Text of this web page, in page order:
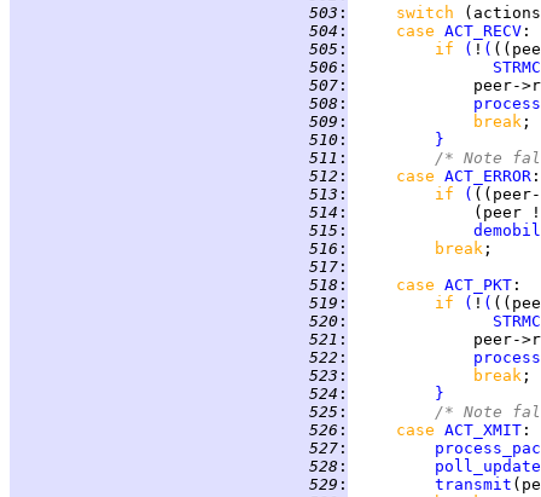
503 : switch
504 : case ACT_RECV
505 : if ( ! (
506 :
507 :
peer-
508 :
509 : break
510 :
}
511 :
/* Note
512 : case ACT_ERROR
513 : if (
514 :
(peer
515 :
516 : break
517 :
518 : case ACT_PKT
519 : if ( ! (
520 :
521 :
peer-
522 :
523 : break
524 :
}
525 :
/* Note
526 : case ACT_XMIT
527 :
528 :
poll_update
529 :
transmit